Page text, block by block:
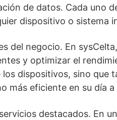
de datos. Cada uno
dispositivo o sistema
del negocio. En
y optimizar el
dispositivos, sino que
más eficiente en su día a
destacados. En